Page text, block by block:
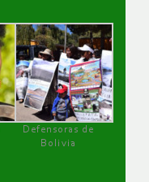
Defensoras de
Bolivia